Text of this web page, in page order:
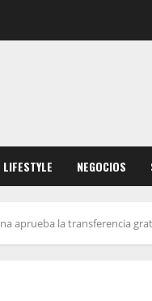
LIFESTYLE NEGOCIOS
aprueba la transferencia